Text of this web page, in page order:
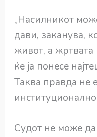
„Насилникот
дави, заканува,
живот, а жртвата
ќе ја понесе
Таква правда не
Судот не може